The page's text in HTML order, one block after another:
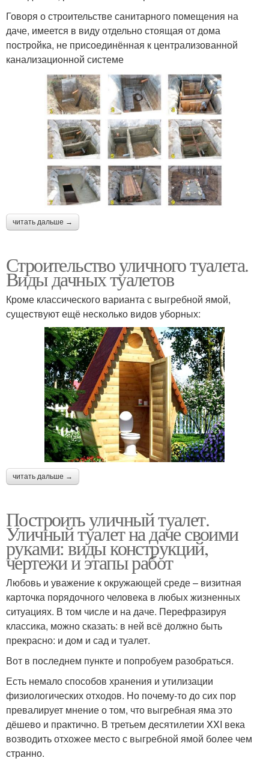
Говоря о строительстве санитарного помещения на
даче, имеется в виду отдельно стоящая от дома
постройка, не присоединённая к централизованной
канализационной системе
читать дальше →
Строительство уличного туалета.
Виды дачных туалетов
Кроме классического варианта с выгребной ямой,
существуют ещё несколько видов уборных:
читать дальше →
Построить уличный туалет.
Уличный туалет на даче своими
руками: виды конструкций,
чертежи и этапы работ
Любовь и уважение к окружающей среде – визитная
карточка порядочного человека в любых жизненных
ситуациях. В том числе и на даче. Перефразируя
классика, можно сказать: в ней всё должно быть
прекрасно: и дом и сад и туалет.
Вот в последнем пункте и попробуем разобраться.
Есть немало способов хранения и утилизации
физиологических отходов. Но почему-то до сих пор
превалирует мнение о том, что выгребная яма это
дёшево и практично. В третьем десятилетии XXI века
возводить отхожее место с выгребной ямой более чем
странно.